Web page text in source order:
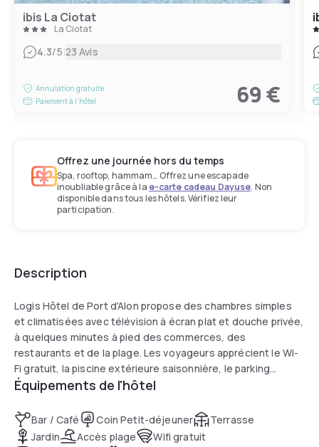
ibis La Ciotat
La Ciotat
4.3/5|23 Avis
Annulation gratuite
Paiement à l'hôtel
69 €
Offrez une journée hors du temps
Spa, rooftop, hammam… Offrez une escapade
inoubliable grâce à la e-carte cadeau Dayuse. Non
disponible dans tous les hôtels. Vérifiez leur
participation.
Description
Logis Hôtel de Port d'Alon propose des chambres simples
et climatisées avec télévision à écran plat et douche privée,
à quelques minutes à pied des commerces, des
restaurants et de la plage. Les voyageurs apprécient le Wi-
Fi gratuit, la piscine extérieure saisonnière, le parking
gratuit, ainsi que la terrasse et le jardin, avec Cassis et
Équipements de l'hôtel
Bar / Café Coin Petit-déjeuner
Terrasse
Jardin
Accès plage
Wifi gratuit